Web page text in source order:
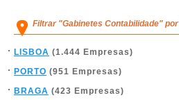
Filtrar "Gabinetes Contabilidade"
LISBOA (1.444 Empresas)
PORTO (951 Empresas)
BRAGA (423 Empresas)